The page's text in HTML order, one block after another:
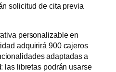
solicitud de cita previa
personalizable en
adquirirá 900 cajeros
adaptadas a
las libretas podrán usarse